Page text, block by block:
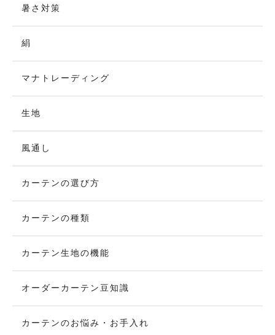
暑さ対策
絹
マナトレーディング
生地
風通し
カーテンの選び方
カーテンの種類
カーテン生地の機能
オーダーカーテン豆知識
カーテンのお悩み・お手入れ